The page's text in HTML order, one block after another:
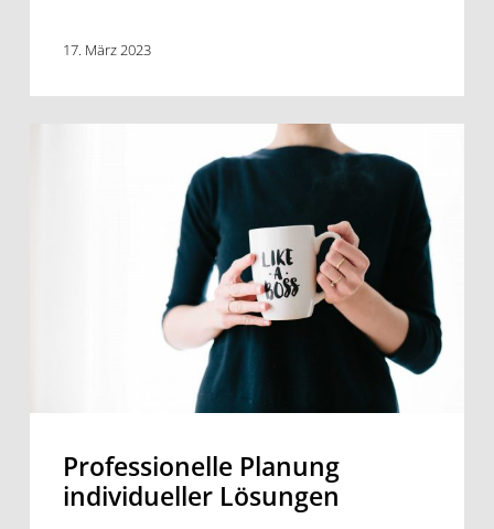
17. März 2023
Professionelle Planung
individueller Lösungen